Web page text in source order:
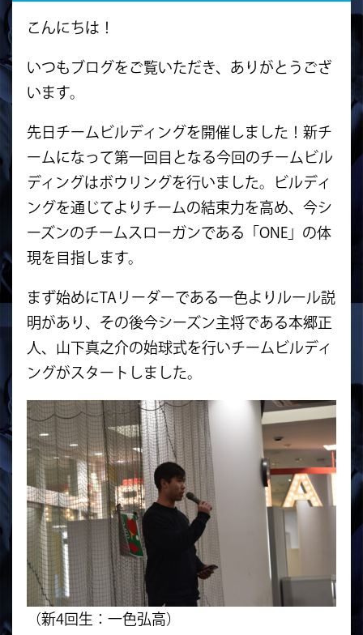
こんにちは！
いつもブログをご覧いただき、ありがとうござ
います。
先日チームビルディングを開催しました！新チ
ームになって第一回目となる今回のチームビル
ディングはボウリングを行いました。ビルディ
ングを通じてよりチームの結束力を高め、今シ
ーズンのチームスローガンである「ONE」の体
現を目指します。
まず始めにTAリーダーである一色よりルール説
明があり、その後今シーズン主将である本郷正
人、山下真之介の始球式を行いチームビルディ
ングがスタートしました。
（新4回生：一色弘高）